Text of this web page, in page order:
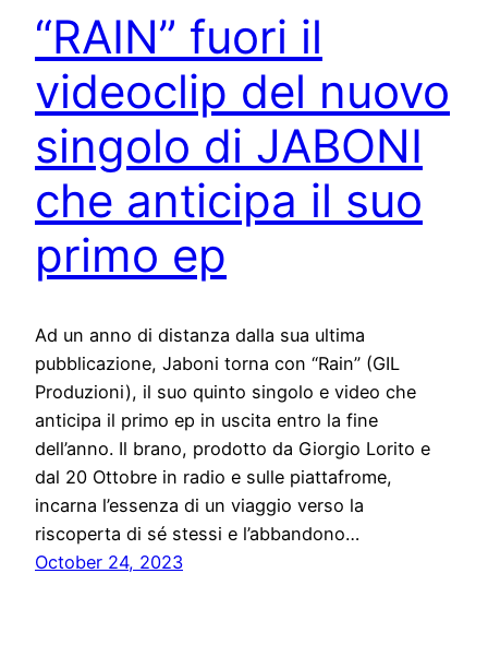
“RAIN” fuori il
videoclip del nuovo
singolo di JABONI
che anticipa il suo
primo ep
Ad un anno di distanza dalla sua ultima
pubblicazione, Jaboni torna con “Rain” (GIL
Produzioni), il suo quinto singolo e video che
anticipa il primo ep in uscita entro la fine
dell’anno. Il brano, prodotto da Giorgio Lorito e
dal 20 Ottobre in radio e sulle piattafrome,
incarna l’essenza di un viaggio verso la
riscoperta di sé stessi e l’abbandono…
October 24, 2023